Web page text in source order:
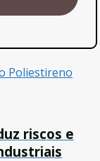
Poliestireno
riscos e